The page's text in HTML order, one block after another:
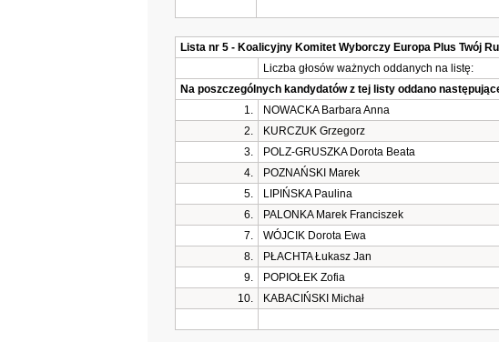
Lista nr 5 - Koalicyjny Komitet Wyborczy Europa Plus Twój
Liczba głosów ważnych oddanych na listę:
Na poszczególnych kandydatów z tej listy oddano
1.
NOWACKA Barbara Anna
2.
KURCZUK Grzegorz
3.
POLZ-GRUSZKA Dorota Beata
4.
POZNAŃSKI Marek
5.
LIPIŃSKA Paulina
6.
PALONKA Marek Franciszek
7.
WÓJCIK Dorota Ewa
8.
PŁACHTA Łukasz Jan
9.
POPIOŁEK Zofia
10.
KABACIŃSKI Michał